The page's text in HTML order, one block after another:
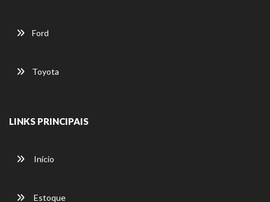
Ford
Toyota
LINKS PRINCIPAIS
Início
Estoque